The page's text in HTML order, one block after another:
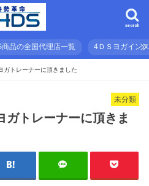
search
商品の全国代理店一覧 4ＤＳヨガイン
ガトレーナーに頂きました
未分類
ガトレーナーに頂きま